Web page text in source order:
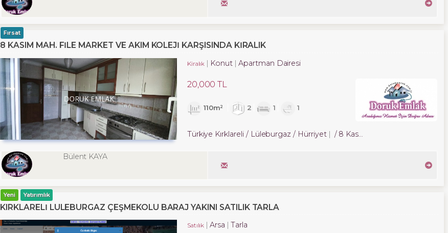
Fırsat
8 KASIM MAH. FILE MARKET VE AKIM KOLEJI KARŞISINDA KIRALIK
Kiralık Konut Apartman Dairesi
20,000 TL
110m² 2 1 1
Türkiye Kırklareli / Lüleburgaz / Hürriyet / 8 Kasım Mah.
Bülent KAYA
Yeni Yatırımlık
KIRKLARELİ LÜLEBURGAZ ÇEŞMEKOLU BARAJ YAKINI SATILIK TARLA
Satılık Arsa Tarla